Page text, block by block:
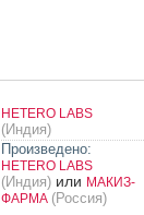
HETERO LABS
(Индия)
Произведено:
HETERO LABS
(Индия)или МАКИЗ-
ФАРМА (Россия)